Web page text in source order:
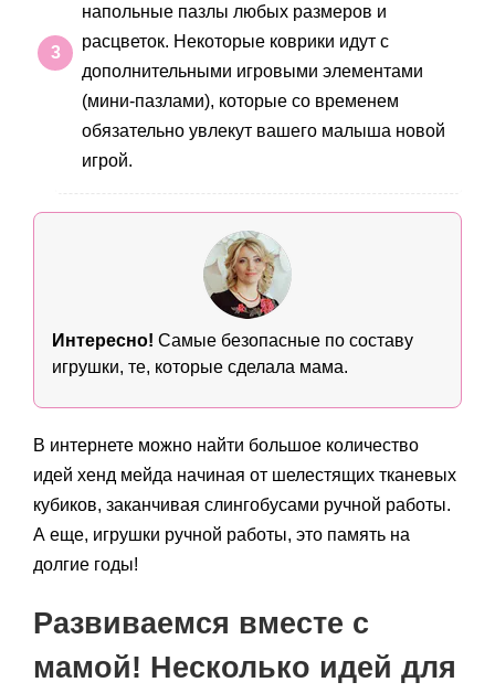
напольные пазлы любых размеров и
расцветок. Некоторые коврики идут с
дополнительными игровыми элементами
(мини-пазлами), которые со временем
обязательно увлекут вашего малыша новой
игрой.
Интересно! Самые безопасные по составу
игрушки, те, которые сделала мама.
В интернете можно найти большое количество
идей хенд мейда начиная от шелестящих тканевых
кубиков, заканчивая слингобусами ручной работы.
А еще, игрушки ручной работы, это память на
долгие годы!
Развиваемся вместе с
мамой! Несколько идей для